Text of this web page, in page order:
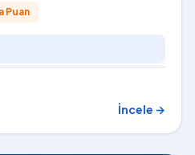
Puan
İncele →